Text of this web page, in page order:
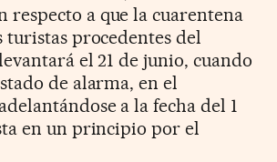
respecto a que la cuarentena
turistas procedentes del
el 21 de junio, cuando
de alarma, en el
a la fecha del 1
en un principio por el